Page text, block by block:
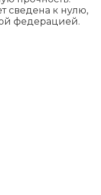
сведена к нулю,
федерацией.